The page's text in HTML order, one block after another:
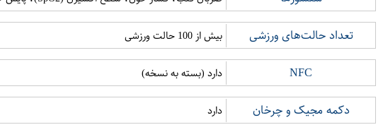
تعداد حالت‌های ورزشی بیش از 100 حالت ورزشی
NFC دارد (بسته به نسخه)
دکمه مجیک و چرخان دارد